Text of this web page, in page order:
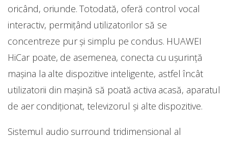
oricând, oriunde. Totodată, oferă control vocal
interactiv, permițând utilizatorilor să se
concentreze pur și simplu pe condus. HUAWEI
HiCar poate, de asemenea, conecta cu ușurință
mașina la alte dispozitive inteligente, astfel încât
utilizatorii din mașină să poată activa acasă, aparatul
de aer condiționat, televizorul și alte dispozitive.
Sistemul audio surround tridimensional al